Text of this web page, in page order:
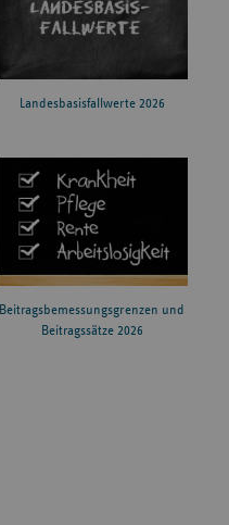
Landesbasisfallwerte 2026
Beitragsbemessungsgrenzen und
Beitragssätze 2026